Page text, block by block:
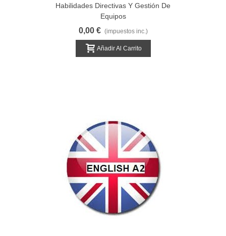
Habilidades Directivas Y Gestión De
Equipos
0,00 € (impuestos inc.)
Añadir Al Carrito